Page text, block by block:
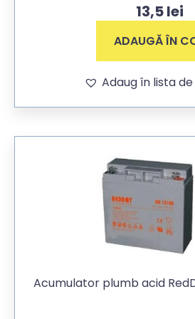
13,5lei
ADAUGĂ ÎN
Adaug în lista
Acumulator plumb acid